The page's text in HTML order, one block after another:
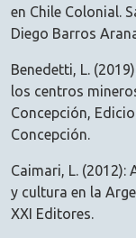
en Chile Colonial.
Diego Barros
Benedetti, L.
los centros
Concepción,
Concepción.
Caimari, L. (2012):
y cultura en la
XXI Editores.